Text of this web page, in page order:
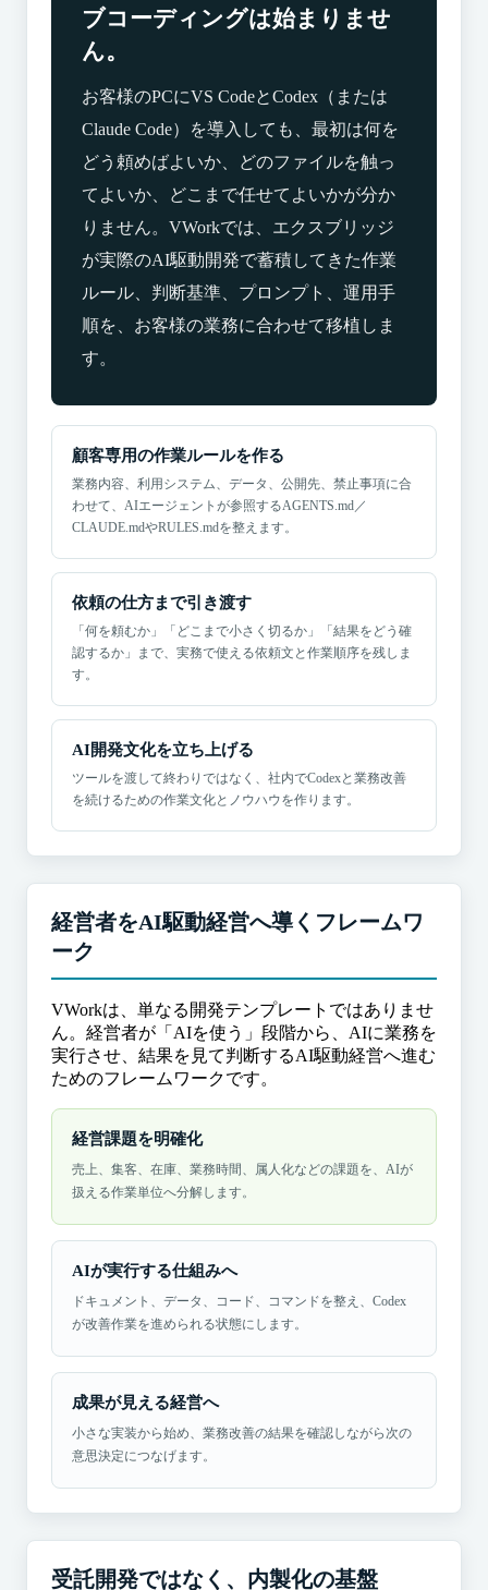
ブコーディングは始まりませ
ん。
お客様のPCにVS CodeとCodex（または
Claude Code）を導入しても、最初は何を
どう頼めばよいか、どのファイルを触っ
てよいか、どこまで任せてよいかが分か
りません。VWorkでは、エクスブリッジ
が実際のAI駆動開発で蓄積してきた作業
ルール、判断基準、プロンプト、運用手
順を、お客様の業務に合わせて移植しま
す。
顧客専用の作業ルールを作る
業務内容、利用システム、データ、公開先、禁止事項に合
わせて、AIエージェントが参照するAGENTS.md／
CLAUDE.mdやRULES.mdを整えます。
依頼の仕方まで引き渡す
「何を頼むか」「どこまで小さく切るか」「結果をどう確
認するか」まで、実務で使える依頼文と作業順序を残しま
す。
AI開発文化を立ち上げる
ツールを渡して終わりではなく、社内でCodexと業務改善
を続けるための作業文化とノウハウを作ります。
経営者をAI駆動経営へ導くフレームワ
ーク
VWorkは、単なる開発テンプレートではありませ
ん。経営者が「AIを使う」段階から、AIに業務を
実行させ、結果を見て判断するAI駆動経営へ進む
ためのフレームワークです。
経営課題を明確化
売上、集客、在庫、業務時間、属人化などの課題を、AIが
扱える作業単位へ分解します。
AIが実行する仕組みへ
ドキュメント、データ、コード、コマンドを整え、Codex
が改善作業を進められる状態にします。
成果が見える経営へ
小さな実装から始め、業務改善の結果を確認しながら次の
意思決定につなげます。
受託開発ではなく、内製化の基盤